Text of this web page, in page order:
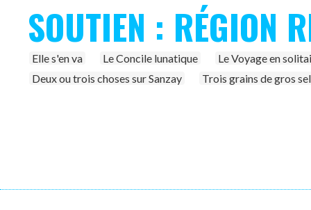
SOUTIEN : RÉGION
Elle s'en va Le Concile lunatique
Le Voyage en
Deux ou trois choses sur Sanzay
Trois grains de gros sel